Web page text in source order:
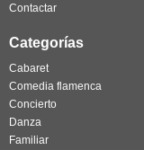
Contactar
Categorías
Cabaret
Comedia flamenca
Concierto
Danza
Familiar